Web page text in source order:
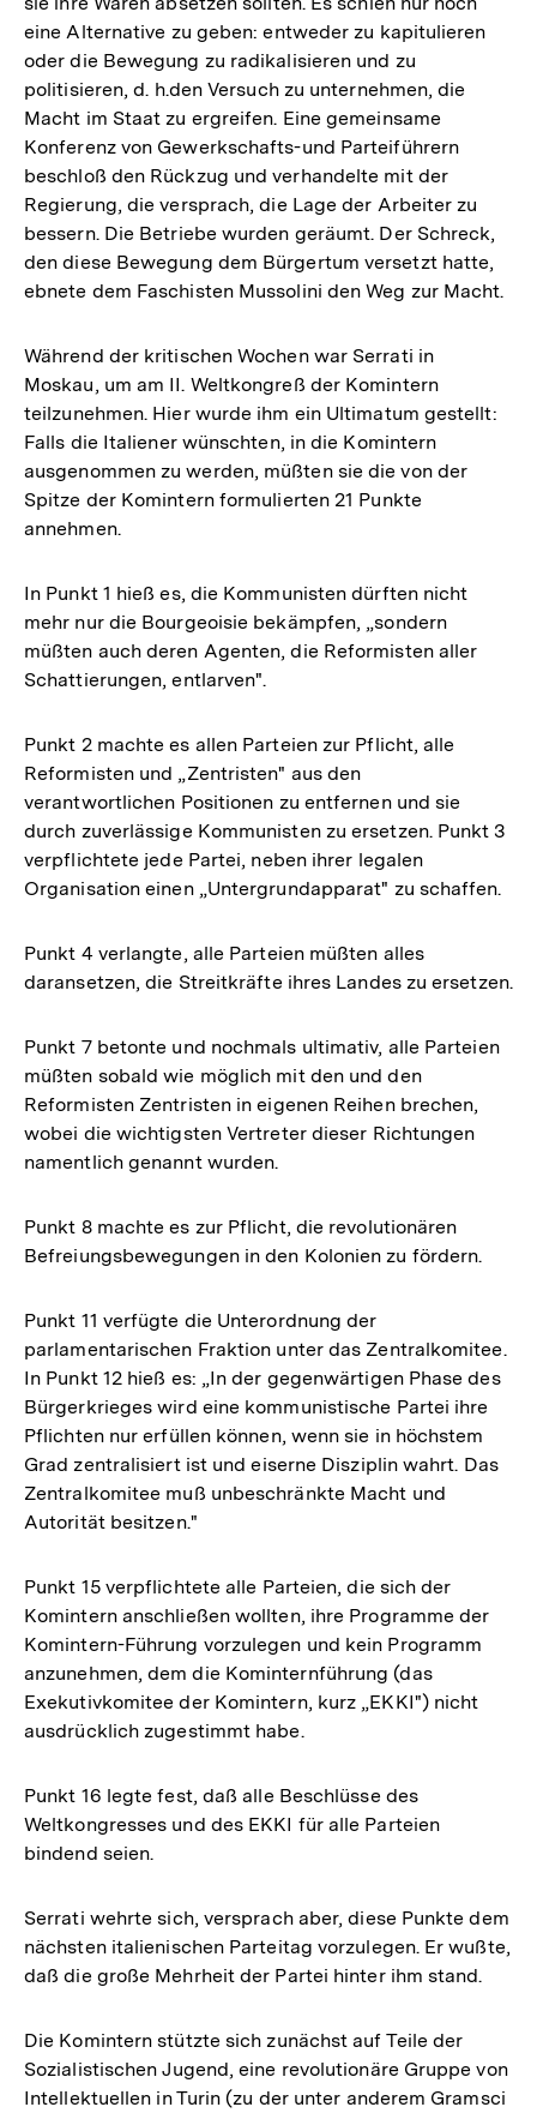
eine Alternative zu geben: entweder zu kapitulieren
oder die Bewegung zu radikalisieren und zu
politisieren, d. h.den Versuch zu unternehmen, die
Macht im Staat zu ergreifen. Eine gemeinsame
Konferenz von Gewerkschafts-und Parteiführern
beschloß den Rückzug und verhandelte mit der
Regierung, die versprach, die Lage der Arbeiter zu
bessern. Die Betriebe wurden geräumt. Der Schreck,
den diese Bewegung dem Bürgertum versetzt hatte,
ebnete dem Faschisten Mussolini den Weg zur Macht.
Während der kritischen Wochen war Serrati in
Moskau, um am II. Weltkongreß der Komintern
teilzunehmen. Hier wurde ihm ein Ultimatum gestellt:
Falls die Italiener wünschten, in die Komintern
ausgenommen zu werden, müßten sie die von der
Spitze der Komintern formulierten 21 Punkte
annehmen.
In Punkt 1 hieß es, die Kommunisten dürften nicht
mehr nur die Bourgeoisie bekämpfen, „sondern
müßten auch deren Agenten, die Reformisten aller
Schattierungen, entlarven".
Punkt 2 machte es allen Parteien zur Pflicht, alle
Reformisten und „Zentristen" aus den
verantwortlichen Positionen zu entfernen und sie
durch zuverlässige Kommunisten zu ersetzen. Punkt 3
verpflichtete jede Partei, neben ihrer legalen
Organisation einen „Untergrundapparat" zu schaffen.
Punkt 4 verlangte, alle Parteien müßten alles
daransetzen, die Streitkräfte ihres Landes zu ersetzen.
Punkt 7 betonte und nochmals ultimativ, alle Parteien
müßten sobald wie möglich mit den und den
Reformisten Zentristen in eigenen Reihen brechen,
wobei die wichtigsten Vertreter dieser Richtungen
namentlich genannt wurden.
Punkt 8 machte es zur Pflicht, die revolutionären
Befreiungsbewegungen in den Kolonien zu fördern.
Punkt 11 verfügte die Unterordnung der
parlamentarischen Fraktion unter das Zentralkomitee.
In Punkt 12 hieß es: „In der gegenwärtigen Phase des
Bürgerkrieges wird eine kommunistische Partei ihre
Pflichten nur erfüllen können, wenn sie in höchstem
Grad zentralisiert ist und eiserne Disziplin wahrt. Das
Zentralkomitee muß unbeschränkte Macht und
Autorität besitzen."
Punkt 15 verpflichtete alle Parteien, die sich der
Komintern anschließen wollten, ihre Programme der
Komintern-Führung vorzulegen und kein Programm
anzunehmen, dem die Kominternführung (das
Exekutivkomitee der Komintern, kurz „EKKI") nicht
ausdrücklich zugestimmt habe.
Punkt 16 legte fest, daß alle Beschlüsse des
Weltkongresses und des EKKI für alle Parteien
bindend seien.
Serrati wehrte sich, versprach aber, diese Punkte dem
nächsten italienischen Parteitag vorzulegen. Er wußte,
daß die große Mehrheit der Partei hinter ihm stand.
Die Komintern stützte sich zunächst auf Teile der
Sozialistischen Jugend, eine revolutionäre Gruppe von
Intellektuellen in Turin (zu der unter anderem Gramsci